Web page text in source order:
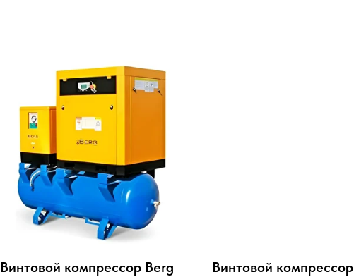
Винтовой компрессор Berg
Винтовой компрессор